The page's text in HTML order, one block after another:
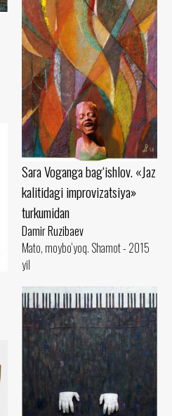
Sara Voganga bag‘ishlov. «Jaz
kalitidagi improvizatsiya»
turkumidan
Damir Ruzibaev
Mato, moybo‘yoq. Shamot - 2015
yil